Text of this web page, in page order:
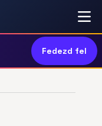
Fedezd fel